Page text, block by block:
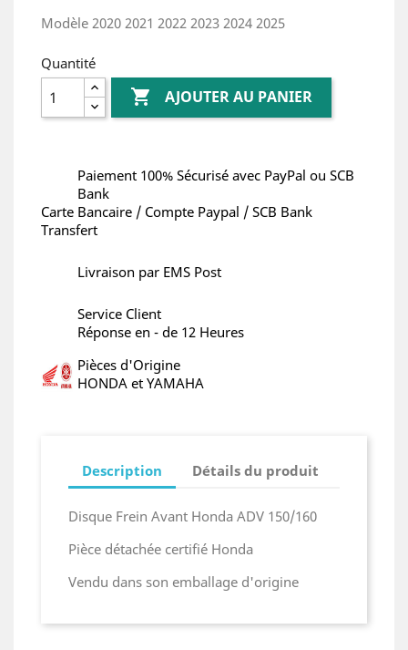
Modèle 2020 2021 2022 2023 2024 2025
Quantité
 AJOUTER AU PANIER
Paiement 100% Sécurisé avec PayPal ou SCB
Bank
Carte Bancaire / Compte Paypal / SCB Bank
Transfert
Livraison par EMS Post
Service Client
Réponse en - de 12 Heures
Pièces d'Origine
HONDA et YAMAHA
Description Détails du produit
Disque Frein Avant Honda ADV 150/160
Pièce détachée certifié Honda
Vendu dans son emballage d'origine